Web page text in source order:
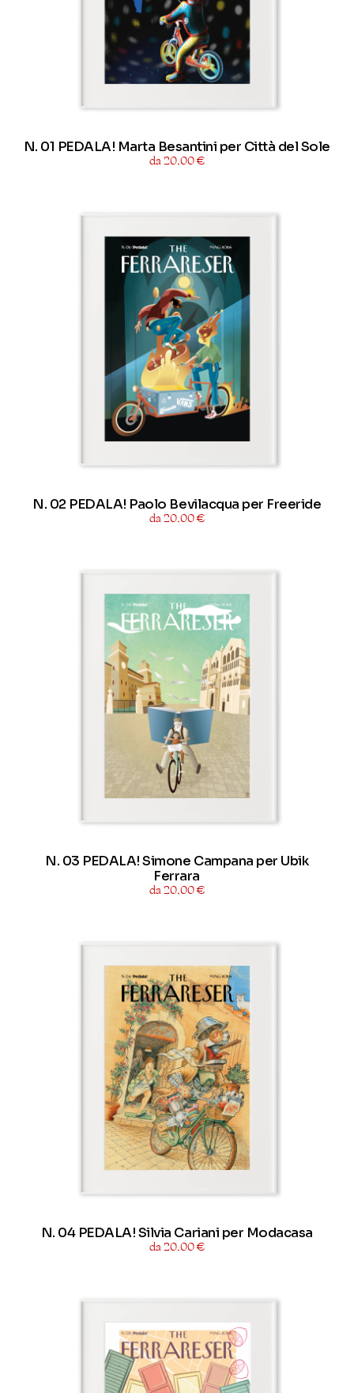
N. 01 PEDALA! Marta Besantini per Città del Sole
da 20,00 €
N. 02 PEDALA! Paolo Bevilacqua per Freeride
da 20,00 €
N. 03 PEDALA! Simone Campana per Ubik
Ferrara
da 20,00 €
N. 04 PEDALA! Silvia Cariani per Modacasa
da 20,00 €